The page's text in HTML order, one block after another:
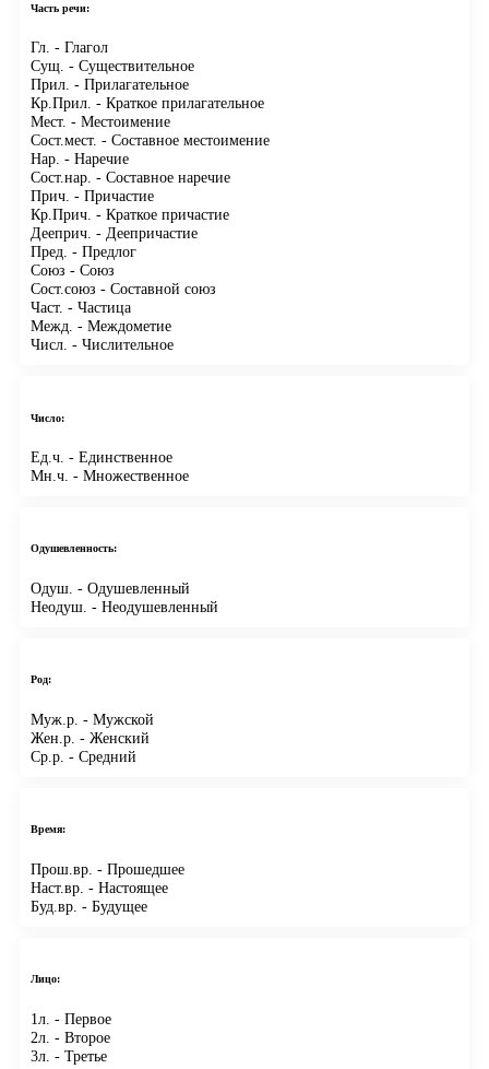
Часть речи:
Гл. - Глагол
Сущ. - Существительное
Прил. - Прилагательное
Кр.Прил. - Краткое прилагательное
Мест. - Местоимение
Сост.мест. - Составное местоимение
Нар. - Наречие
Сост.нар. - Составное наречие
Прич. - Причастие
Кр.Прич. - Краткое причастие
Дееприч. - Деепричастие
Пред. - Предлог
Союз - Союз
Сост.союз - Составной союз
Част. - Частица
Межд. - Междометие
Числ. - Числительное
Число:
Ед.ч. - Единственное
Мн.ч. - Множественное
Одушевленность:
Одуш. - Одушевленный
Неодуш. - Неодушевленный
Род:
Муж.р. - Мужской
Жен.р. - Женский
Ср.р. - Средний
Время:
Прош.вр. - Прошедшее
Наст.вр. - Настоящее
Буд.вр. - Будущее
Лицо:
1л. - Первое
2л. - Второе
3л. - Третье